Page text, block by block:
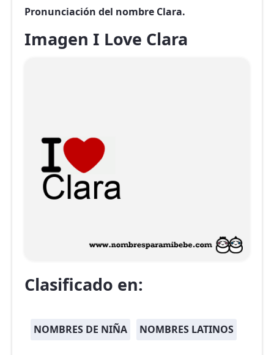
Pronunciación del nombre Clara.
Imagen I Love Clara
Clasificado en:
NOMBRES DE NIÑA NOMBRES LATINOS